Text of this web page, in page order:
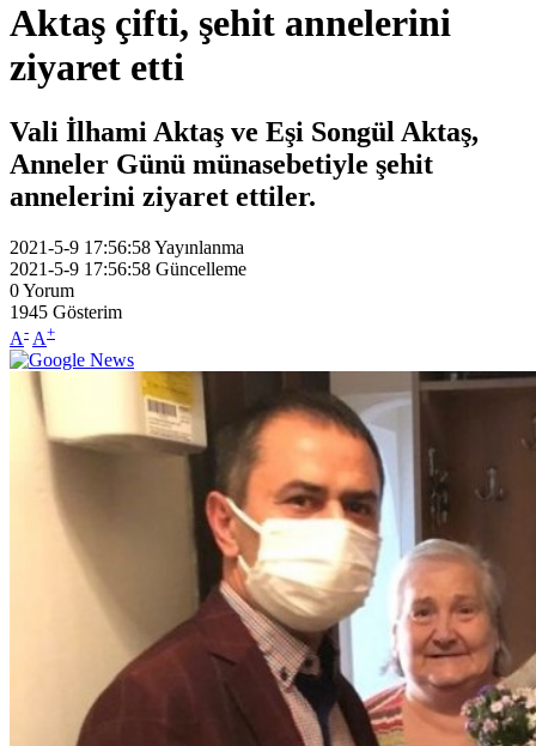
Aktaş çifti, şehit annelerini
ziyaret etti
Vali İlhami Aktaş ve Eşi Songül Aktaş,
Anneler Günü münasebetiyle şehit
annelerini ziyaret ettiler.
2021-5-9 17:56:58Yayınlanma
2021-5-9 17:56:58 Güncelleme
0Yorum
1945 Gösterim
A- A+